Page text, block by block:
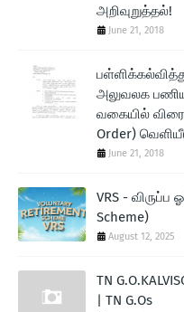
அறிவுறுத்தல்!
June 21, 2018
அலுவலக
வகையில்
Order)
June 21, 2018
VRS - விருப்ப
Scheme)
August 12, 2025
TN
| TN G.Os